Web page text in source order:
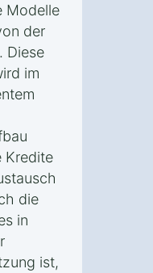
Modelle
der
Diese
im
Kredite
die
in
ist,